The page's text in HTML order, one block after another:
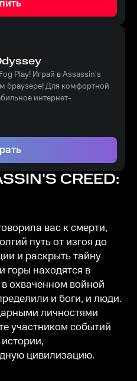
Play! Играй в Assassin's
браузере! Для комфортной
интернет-
CREED:
вас к смерти,
путь от изгоя до
и раскрыть тайну
горы находятся в
охваченном войной
и боги, и люди.
личностями
участником событий
цивилизацию.